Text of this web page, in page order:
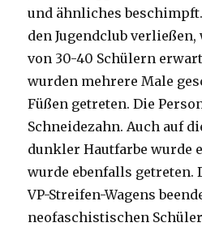
und ähnliches
den Jugendclub
von 30-40 Schülern
wurden mehrere Male
Füßen getreten. Die
Schneidezahn. Auch auf
dunkler Hautfarbe wurde
wurde ebenfalls getreten.
VP-Streifen-Wagens
neofaschistischen